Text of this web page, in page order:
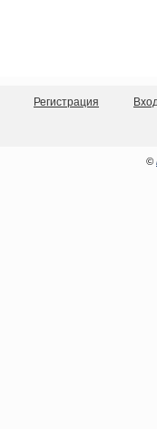
Регистрация
©